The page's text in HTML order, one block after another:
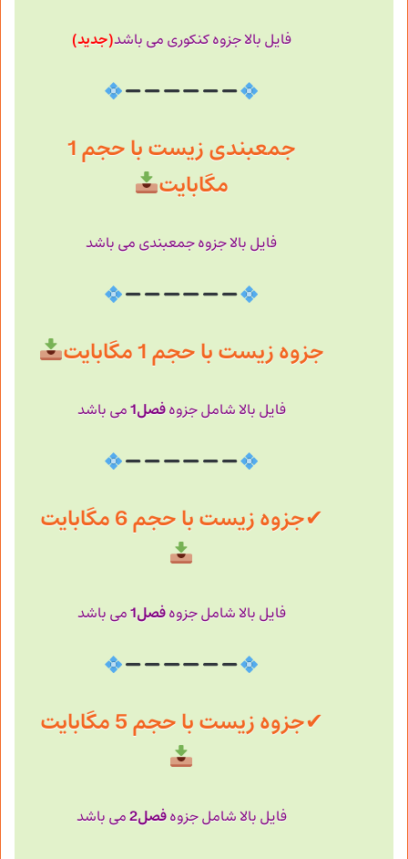
فایل بالا جزوه کنکوری می باشد(جدید)
جمعبندی زیست با حجم 1
مگابایت
فایل بالا جزوه جمعبندی می باشد
جزوه زیست با حجم 1 مگابایت
فایل بالا شامل جزوهفصل1 می باشد
✔جزوه زیست با حجم 6 مگابایت
فایل بالا شامل جزوهفصل1 می باشد
✔جزوه زیست با حجم 5 مگابایت
فایل بالا شامل جزوهفصل2 می باشد